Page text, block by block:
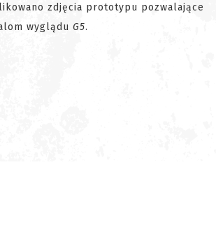
zdjęcia prototypu pozwalające
wyglądu G5.